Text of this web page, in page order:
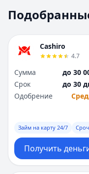
Cashiro
4.7
Сумма
до 30
Срок
до 30
Одобрение
Займ на карту 24/7
Получить